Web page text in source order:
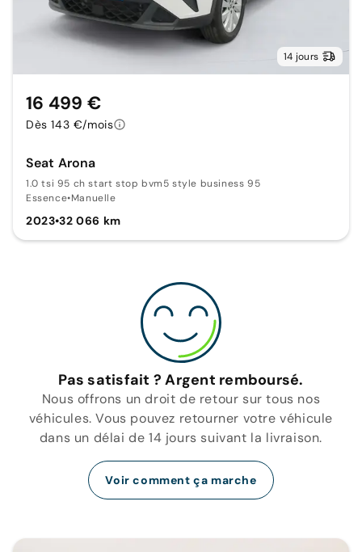
14 jours
Seat Arona
1.0 tsi 95 ch start stop bvm5 style business 95
Essence•Manuelle
2023•32 066 km
16 499 €
Dès 143 €/mois
Pas satisfait ? Argent remboursé.
Nous offrons un droit de retour sur tous nos
véhicules. Vous pouvez retourner votre véhicule
dans un délai de 14 jours suivant la livraison.
Voir comment ça marche